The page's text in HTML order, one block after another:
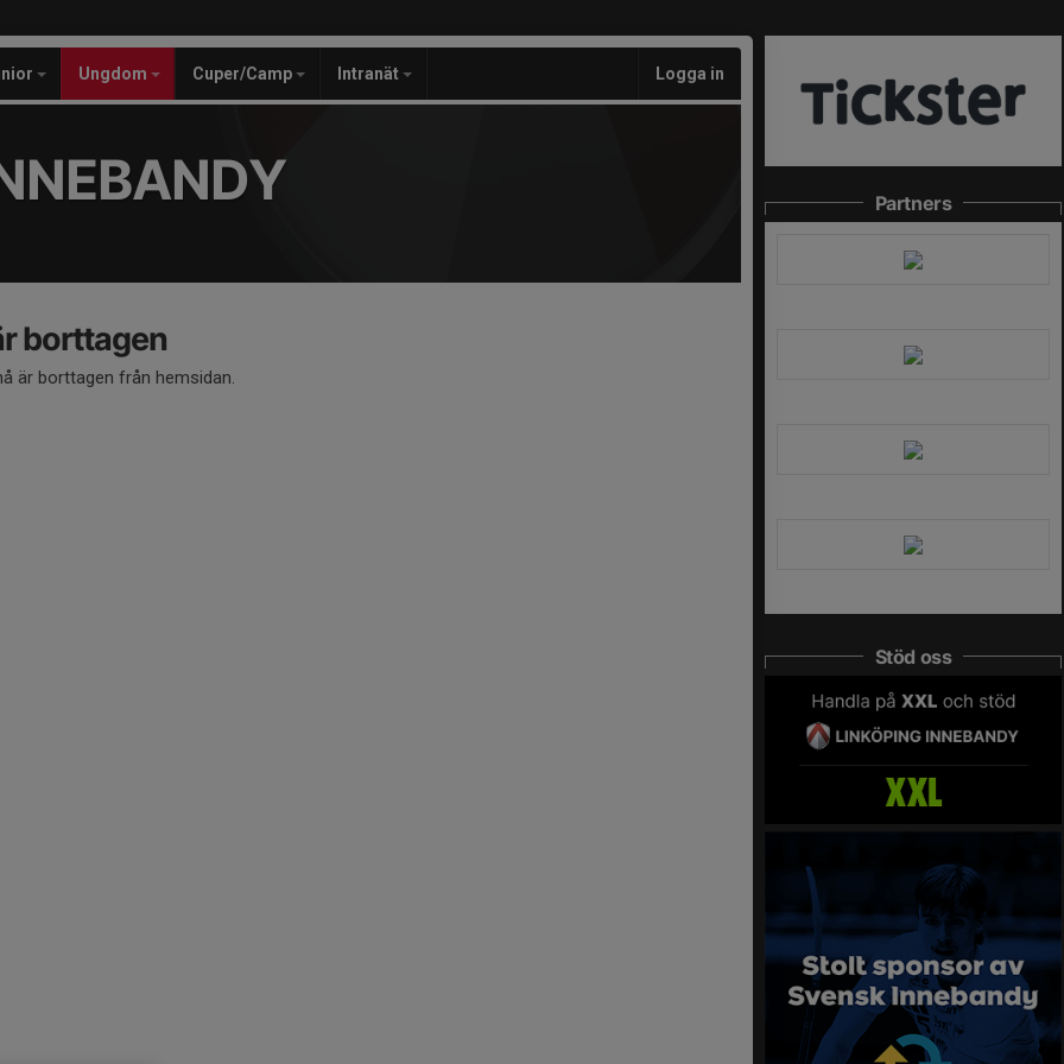
Ungdom Cuper/Camp Intranät Logga in
borttagen
är borttagen från hemsidan.
Partners
Stöd oss